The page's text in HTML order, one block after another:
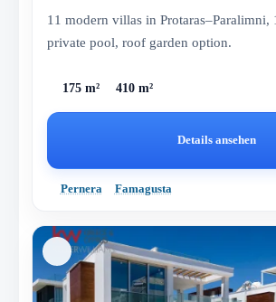
11 modern villas in Protaras–Paralimni,
private pool, roof garden option.
175 m² 410 m²
Details ansehen
Pernera Famagusta